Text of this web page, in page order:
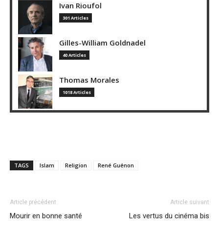
Ivan Rioufol
301 Articles
Gilles-William Goldnadel
40 Articles
Thomas Morales
1018 Articles
TAGS Islam Religion René Guénon
Article précédent
Mourir en bonne santé
Article suivant
Les vertus du cinéma bis